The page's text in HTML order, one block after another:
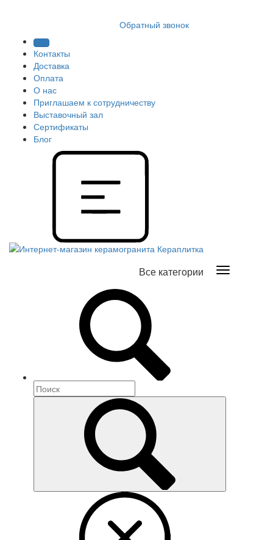
Обратный звонок
Контакты
Доставка
Оплата
О нас
Приглашаем к сотрудничеству
Выставочный зал
Сертификаты
Блог
Все категории